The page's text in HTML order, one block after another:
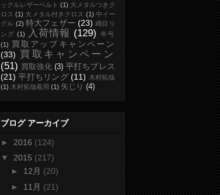
ックルレザーベルト (1) 大メタルつきク
ロス (1) 大メタル付きクロス (1) 中イー
グル (2) 特大フェザー (23) 縄目リ
ング (1) 入荷情報 (129)
年号
(1) 買取アップキャンペーン
(33)
買取キャンペーン
(51) 買取強化 (3) 平打ちブレス
(21) 平打ちリング (11) 木村拓哉
(1) 木村拓哉着用 (1) 矢じり (4)
ブログ アーカイブ
► 2016 (124)
▼ 2015 (217)
► 12月 (20)
► 11月 (21)